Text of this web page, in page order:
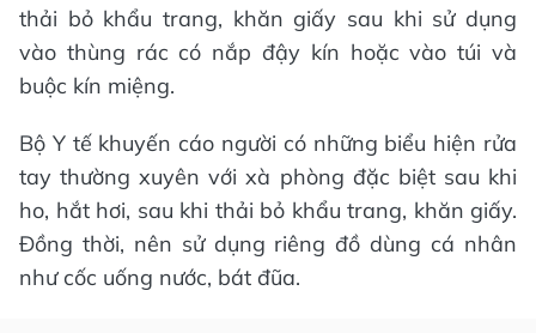
thải bỏ khẩu trang, khăn giấy sau khi sử dụng
vào thùng rác có nắp đậy kín hoặc vào túi và
buộc kín miệng.
Bộ Y tế khuyến cáo người có những biểu hiện rửa
tay thường xuyên với xà phòng đặc biệt sau khi
ho, hắt hơi, sau khi thải bỏ khẩu trang, khăn giấy.
Đồng thời, nên sử dụng riêng đồ dùng cá nhân
như cốc uống nước, bát đũa.